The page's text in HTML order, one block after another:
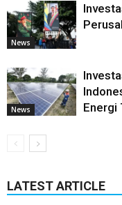
News
News
Energi
LATEST ARTICLE